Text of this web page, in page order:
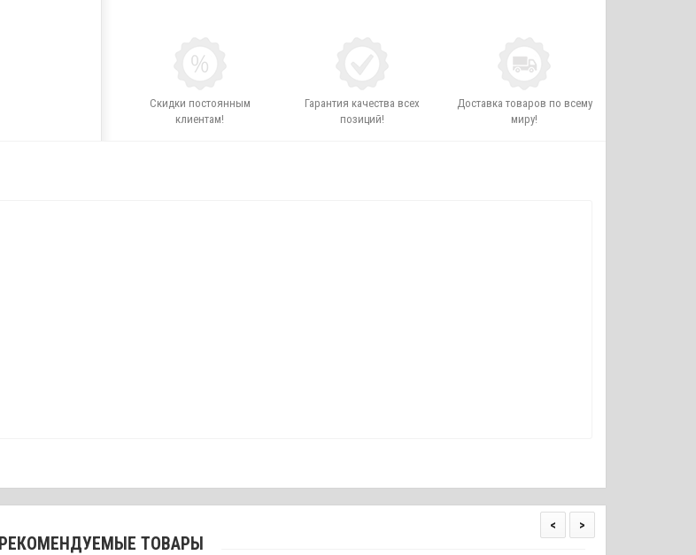
Скидки постоянным
клиентам!
Гарантия качества всех
позиций!
Доставка товаров по всему
миру!
РЕКОМЕНДУЕМЫЕ ТОВАРЫ
< >